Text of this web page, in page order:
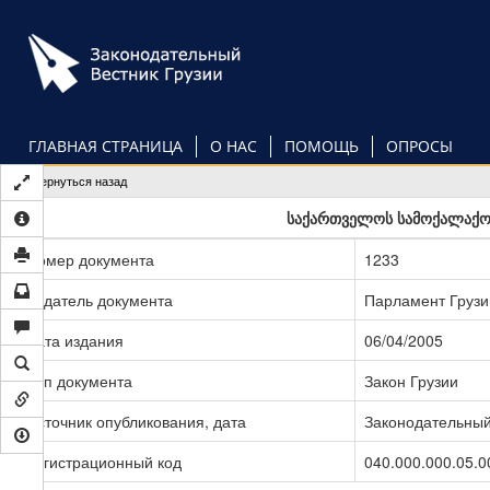
основному
содержанию
ГЛАВНАЯ СТРАНИЦА О НАС ПОМОЩЬ ОПРОСЫ
Вернуться назад
საქართველოს სამოქალაქო
Номер документа
1233
Издатель документа
Парламент
Дата издания
06/04/2005
Тип документа
Закон Грузии
Источник опубликования, дата
Регистрационный код